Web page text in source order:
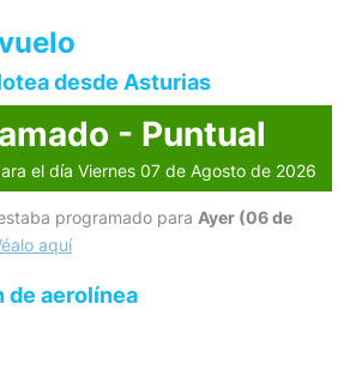
desde Asturias
- Puntual
el día Viernes 07 de Agosto de 2026
programado para Ayer (06 de
aquí
de aerolínea